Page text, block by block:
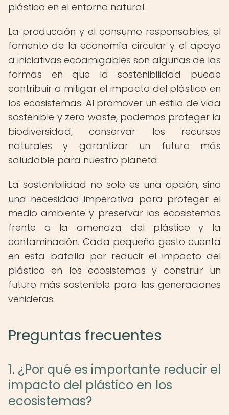
plástico en el entorno natural.
La producción y el consumo responsables, el
fomento de la economía circular y el apoyo
a iniciativas ecoamigables son algunas de las
formas en que la sostenibilidad puede
contribuir a mitigar el impacto del plástico en
los ecosistemas. Al promover un estilo de vida
sostenible y zero waste, podemos proteger la
biodiversidad, conservar los recursos
naturales y garantizar un futuro más
saludable para nuestro planeta.
La sostenibilidad no solo es una opción, sino
una necesidad imperativa para proteger el
medio ambiente y preservar los ecosistemas
frente a la amenaza del plástico y la
contaminación. Cada pequeño gesto cuenta
en esta batalla por reducir el impacto del
plástico en los ecosistemas y construir un
futuro más sostenible para las generaciones
venideras.
Preguntas frecuentes
1. ¿Por qué es importante reducir el
impacto del plástico en los
ecosistemas?